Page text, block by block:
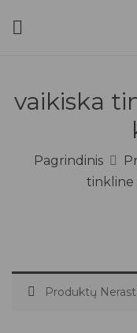
vaikiska
Pagrindinis
tinkline
Produktų